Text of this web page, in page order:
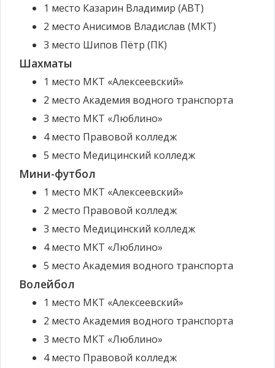
1 место Казарин Владимир (АВТ)
2 место Анисимов Владислав (МКТ)
3 место Шипов Пётр (ПК)
Шахматы
1 место МКТ «Алексеевский»
2 место Академия водного транспорта
3 место МКТ «Люблино»
4 место Правовой колледж
5 место Медицинский колледж
Мини-футбол
1 место МКТ «Алексеевский»
2 место Правовой колледж
3 место Медицинский колледж
4 место МКТ «Люблино»
5 место Академия водного транспорта
Волейбол
1 место МКТ «Алексеевский»
2 место Академия водного транспорта
3 место МКТ «Люблино»
4 место Правовой колледж